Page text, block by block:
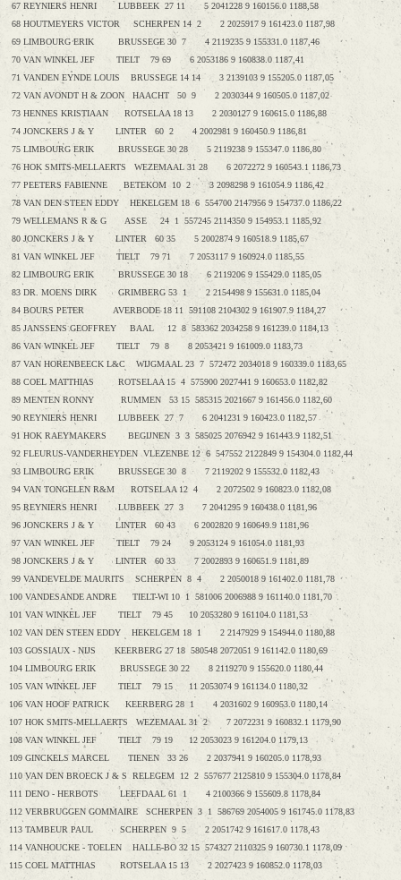
67 REYNIERS HENRI LUBBEEK 27 11 5 2041228 9 160156.0 1188,58
68 HOUTMEYERS VICTOR SCHERPEN 14 2 2 2025917 9 161423.0 1187,98
69 LIMBOURG ERIK BRUSSEGE 30 7 4 2119235 9 155331.0 1187,46
70 VAN WINKEL JEF TIELT 79 69 6 2053186 9 160838.0 1187,41
71 VANDEN EYNDE LOUIS BRUSSEGE 14 14 3 2139103 9 155205.0 1187,05
72 VAN AVONDT H & ZOON HAACHT 50 9 2 2030344 9 160505.0 1187,02
73 HENNES KRISTIAAN ROTSELAA 18 13 2 2030127 9 160615.0 1186,88
74 JONCKERS J & Y LINTER 60 2 4 2002981 9 160450.9 1186,81
75 LIMBOURG ERIK BRUSSEGE 30 28 5 2119238 9 155347.0 1186,80
76 HOK SMITS-MELLAERTS WEZEMAAL 31 28 6 2072272 9 160543.1 1186,73
77 PEETERS FABIENNE BETEKOM 10 2 3 2098298 9 161054.9 1186,42
78 VAN DEN STEEN EDDY HEKELGEM 18 6 554700 2147956 9 154737.0 1186,22
79 WELLEMANS R & G ASSE 24 1 557245 2114350 9 154953.1 1185,92
80 JONCKERS J & Y LINTER 60 35 5 2002874 9 160518.9 1185,67
81 VAN WINKEL JEF TIELT 79 71 7 2053117 9 160924.0 1185,55
82 LIMBOURG ERIK BRUSSEGE 30 18 6 2119206 9 155429.0 1185,05
83 DR. MOENS DIRK GRIMBERG 53 1 2 2154498 9 155631.0 1185,04
84 BOURS PETER AVERBODE 18 11 591108 2104302 9 161907.9 1184,27
85 JANSSENS GEOFFREY BAAL 12 8 583362 2034258 9 161239.0 1184,13
86 VAN WINKEL JEF TIELT 79 8 8 2053421 9 161009.0 1183,73
87 VAN HORENBEECK L&C WIJGMAAL 23 7 572472 2034018 9 160339.0 1183,65
88 COEL MATTHIAS ROTSELAA 15 4 575900 2027441 9 160653.0 1182,82
89 MENTEN RONNY RUMMEN 53 15 585315 2021667 9 161456.0 1182,60
90 REYNIERS HENRI LUBBEEK 27 7 6 2041231 9 160423.0 1182,57
91 HOK RAEYMAKERS BEGIJNEN 3 3 585025 2076942 9 161443.9 1182,51
92 FLEURUS-VANDERHEYDEN VLEZENBE 12 6 547552 2122849 9 154304.0 1182,44
93 LIMBOURG ERIK BRUSSEGE 30 8 7 2119202 9 155532.0 1182,43
94 VAN TONGELEN R&M ROTSELAA 12 4 2 2072502 9 160823.0 1182,08
95 REYNIERS HENRI LUBBEEK 27 3 7 2041295 9 160438.0 1181,96
96 JONCKERS J & Y LINTER 60 43 6 2002820 9 160649.9 1181,96
97 VAN WINKEL JEF TIELT 79 24 9 2053124 9 161054.0 1181,93
98 JONCKERS J & Y LINTER 60 33 7 2002893 9 160651.9 1181,89
99 VANDEVELDE MAURITS SCHERPEN 8 4 2 2050018 9 161402.0 1181,78
100 VANDESANDE ANDRE TIELT-WI 10 1 581006 2006988 9 161140.0 1181,70
101 VAN WINKEL JEF TIELT 79 45 10 2053280 9 161104.0 1181,53
102 VAN DEN STEEN EDDY HEKELGEM 18 1 2 2147929 9 154944.0 1180,88
103 GOSSIAUX - NIJS KEERBERG 27 18 580548 2072051 9 161142.0 1180,69
104 LIMBOURG ERIK BRUSSEGE 30 22 8 2119270 9 155620.0 1180,44
105 VAN WINKEL JEF TIELT 79 15 11 2053074 9 161134.0 1180,32
106 VAN HOOF PATRICK KEERBERG 28 1 4 2031602 9 160953.0 1180,14
107 HOK SMITS-MELLAERTS WEZEMAAL 31 2 7 2072231 9 160832.1 1179,90
108 VAN WINKEL JEF TIELT 79 19 12 2053023 9 161204.0 1179,13
109 GINCKELS MARCEL TIENEN 33 26 2 2037941 9 160205.0 1178,93
110 VAN DEN BROECK J & S RELEGEM 12 2 557677 2125810 9 155304.0 1178,84
111 DENO - HERBOTS LEEFDAAL 61 1 4 2100366 9 155609.8 1178,84
112 VERBRUGGEN GOMMAIRE SCHERPEN 3 1 586769 2054005 9 161745.0 1178,83
113 TAMBEUR PAUL SCHERPEN 9 5 2 2051742 9 161617.0 1178,43
114 VANHOUCKE - TOELEN HALLE-BO 32 15 574327 2110325 9 160730.1 1178,09
115 COEL MATTHIAS ROTSELAA 15 13 2 2027423 9 160852.0 1178,03